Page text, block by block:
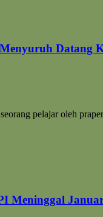
Datang
pelajar oleh
Meninggal